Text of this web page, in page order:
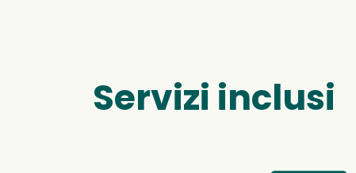
Servizi inclusi